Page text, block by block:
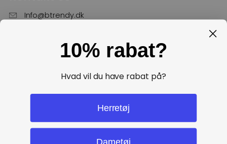
Info@btrendy.dk
Hverdage fra kl. 10 - 16
10% rabat?
Hvad vil du have rabat på?
Herretøj